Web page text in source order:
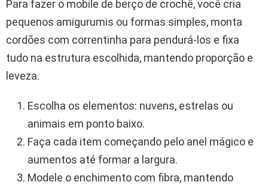
Para fazer o mobile de berço de crochê, você cria
pequenos amigurumis ou formas simples, monta
cordões com correntinha para pendurá-los e fixa
tudo na estrutura escolhida, mantendo proporção e
leveza.
Escolha os elementos: nuvens, estrelas ou
animais em ponto baixo.
Faça cada item começando pelo anel mágico e
aumentos até formar a largura.
Modele o enchimento com fibra, mantendo